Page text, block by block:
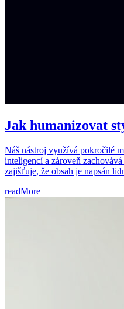
Jak humanizovat
Náš nástroj využívá pokročilé
inteligencí a zároveň
zajišťuje, že obsah je napsán
readMore